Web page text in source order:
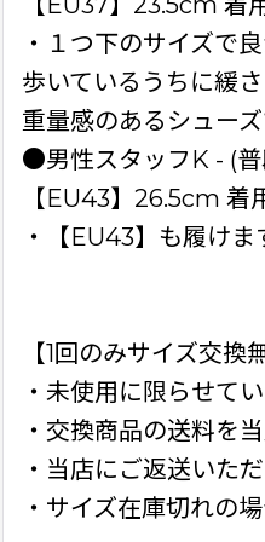
・１つ下のサイズで
歩いているうちに緩
重量感のあるシュー
●男性スタッフK - (普
【EU43】26.5cm 着
・【EU43】も履け
【1回のみサイズ交換
・未使用に限らせてい
・交換商品の送料を
・当店にご返送いた
・サイズ在庫切れの